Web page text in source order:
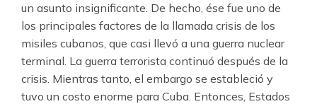
un asunto insignificante. De hecho, ése fue uno de
los principales factores de la llamada crisis de los
misiles cubanos, que casi llevó a una guerra nuclear
terminal. La guerra terrorista continuó después de la
crisis. Mientras tanto, el embargo se estableció y
tuvo un costo enorme para Cuba. Entonces, Estados